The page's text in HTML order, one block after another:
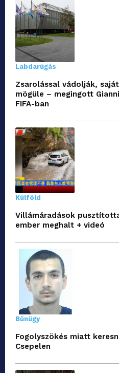
Labdarúgás
Zsarolással vádolják,
mögüle – megingott
FIFA-ban
Külföld
Villámáradások
ember meghalt + videó
Bűnügy
Fogolyszökés miatt
Csepelen